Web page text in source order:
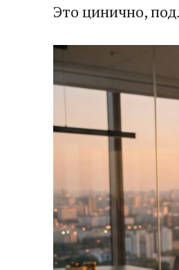
Это цинично,